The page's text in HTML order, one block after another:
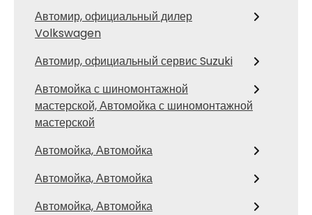
Автомир, официальный дилер
Volkswagen
Автомир, официальный сервис Suzuki
Автомойка с шиномонтажной
мастерской, Автомойка с шиномонтажной
мастерской
Автомойка, Автомойка
Автомойка, Автомойка
Автомойка, Автомойка